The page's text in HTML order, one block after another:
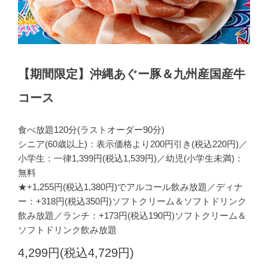
【期間限定】沖縄あぐー豚＆九州産国産牛
コース
食べ放題120分(ラストオーダー90分)
シニア(60歳以上)：表示価格より200円引き(税込220円)／
小学生：一律1,399円(税込1,539円)／幼児(小学生未満)：
無料
★+1,255円(税込1,380円)でアルコール飲み放題／ディナ
ー：+318円(税込350円)ソフトクリーム＆ソフトドリンク
飲み放題／ランチ：+173円(税込190円)ソフトクリーム＆
ソフトドリンク飲み放題
4,299円(税込4,729円)